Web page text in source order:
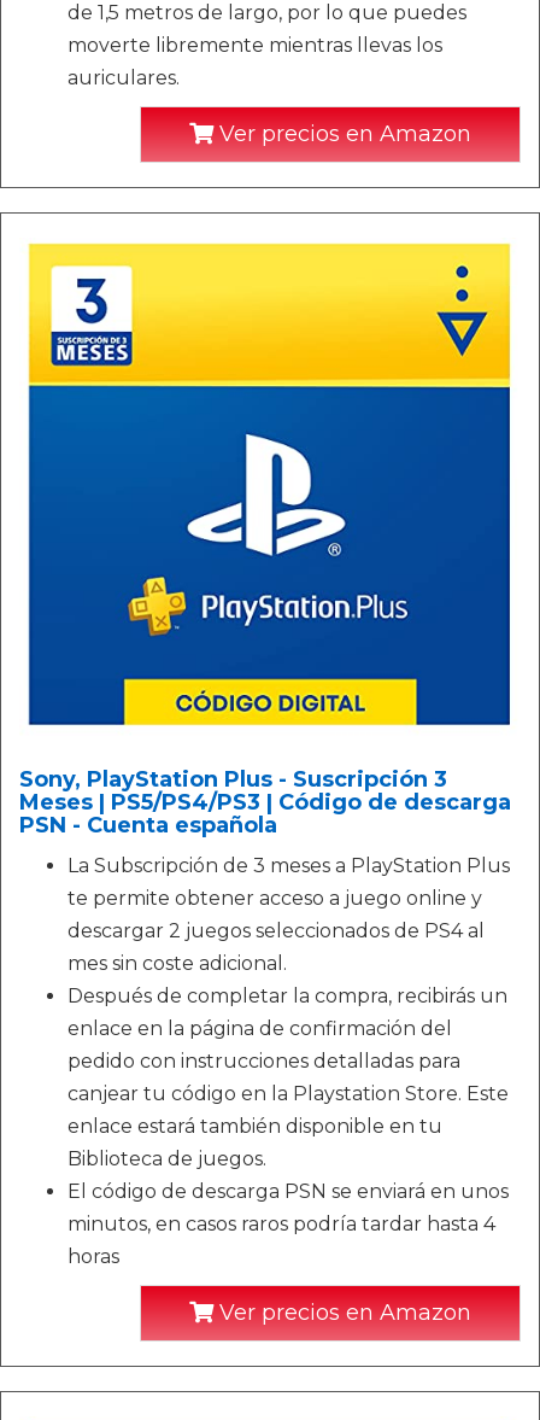
de 1,5 metros de largo, por lo que puedes
moverte libremente mientras llevas los
auriculares.
Ver precios en Amazon
Sony, PlayStation Plus - Suscripción 3
Meses | PS5/PS4/PS3 | Código de descarga
PSN - Cuenta española
La Subscripción de 3 meses a PlayStation Plus
te permite obtener acceso a juego online y
descargar 2 juegos seleccionados de PS4 al
mes sin coste adicional.
Después de completar la compra, recibirás un
enlace en la página de confirmación del
pedido con instrucciones detalladas para
canjear tu código en la Playstation Store. Este
enlace estará también disponible en tu
Biblioteca de juegos.
El código de descarga PSN se enviará en unos
minutos, en casos raros podría tardar hasta 4
horas
Ver precios en Amazon